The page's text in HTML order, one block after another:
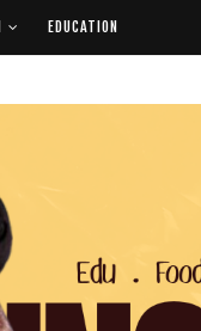
EDUCATION